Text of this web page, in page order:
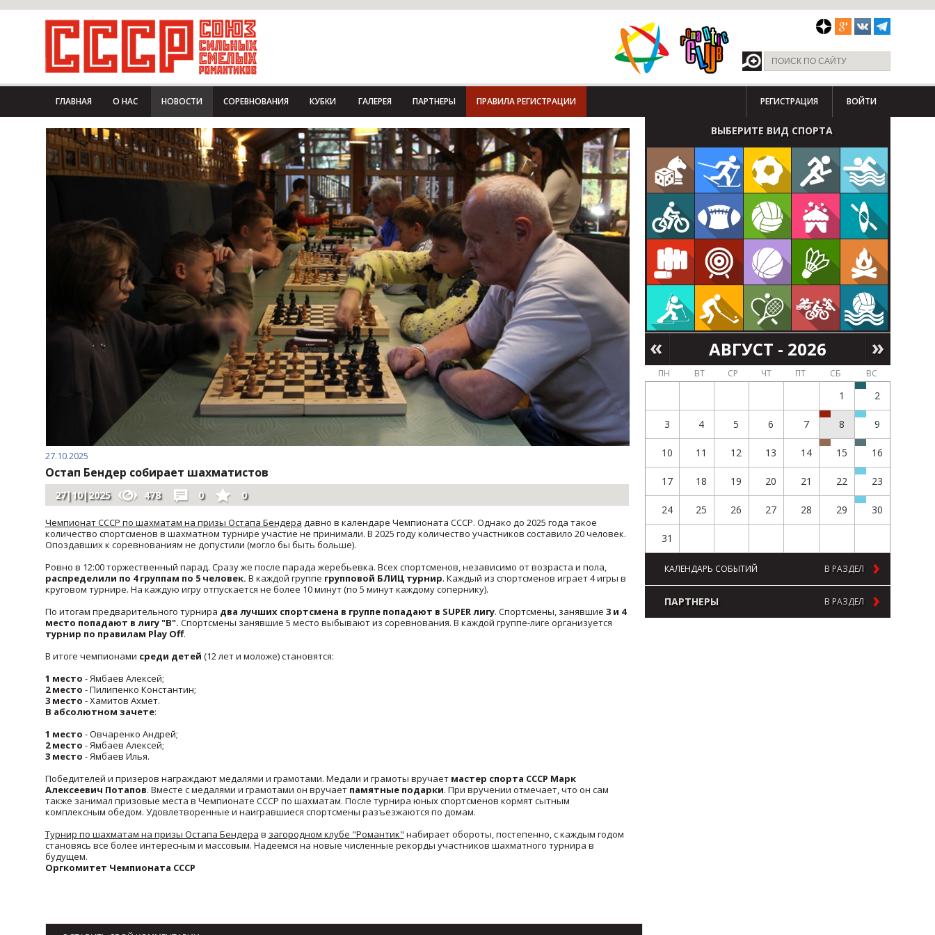
ГЛАВНАЯ О НАС НОВОСТИ СОРЕВНОВАНИЯ КУБКИ ГАЛЕРЕЯ ПАРТНЕРЫ ПРАВИЛА РЕГИСТРАЦИИ РЕГИСТРАЦИЯ ВОЙТИ
27.10.2025
Остап Бендер собирает шахматистов
27|10|2025 478 0 0
Чемпионат СССР по шахматам на призы Остапа Бендера давно в календаре Чемпионата СССР. Однако до 2025 года такое
количество спортсменов в шахматном турнире участие не принимали. В 2025 году количество участников составило 20 человек.
Опоздавших к соревнованиям не допустили (могло бы быть больше).
Ровно в 12:00 торжественный парад. Сразу же после парада жеребьевка. Всех спортсменов, независимо от возраста и пола,
распределили по 4 группам по 5 человек. В каждой группе групповой БЛИЦ турнир. Каждый из спортсменов играет 4 игры в
круговом турнире. На каждую игру отпускается не более 10 минут (по 5 минут каждому сопернику).
По итогам предварительного турнира два лучших спортсмена в группе попадают в SUPER лигу. Спортсмены, занявшие 3 и 4
место попадают в лигу "B". Спортсмены занявшие 5 место выбывают из соревнования. В каждой группе-лиге организуется
турнир по правилам Play Off.
В итоге чемпионами среди детей (12 лет и моложе) становятся:
1 место - Ямбаев Алексей;
2 место - Пилипенко Константин;
3 место - Хамитов Ахмет.
В абсолютном зачете:
1 место - Овчаренко Андрей;
2 место - Ямбаев Алексей;
3 место - Ямбаев Илья.
Победителей и призеров награждают медалями и грамотами. Медали и грамоты вручает мастер спорта СССР Марк
Алексеевич Потапов. Вместе с медалями и грамотами он вручает памятные подарки. При вручении отмечает, что он сам
также занимал призовые места в Чемпионате СССР по шахматам. После турнира юных спортсменов кормят сытным
комплексным обедом. Удовлетворенные и наигравшиеся спортсмены разъезжаются по домам.
Турнир по шахматам на призы Остапа Бендера в загородном клубе "Романтик" набирает обороты, постепенно, с каждым годом
становясь все более интересным и массовым. Надеемся на новые численные рекорды участников шахматного турнира в
будущем.
Оргкомитет Чемпионата СССР
ВЫБЕРИТЕ ВИД СПОРТА
АВГУСТ - 2026
ПН ВТ СР ЧТ ПТ СБ ВС
1 2
3 4 5 6 7 8 9
10 11 12 13 14 15 16
17 18 19 20 21 22 23
24 25 26 27 28 29 30
31
КАЛЕНДАРЬ СОБЫТИЙ В РАЗДЕЛ
ПАРТНЕРЫ В РАЗДЕЛ